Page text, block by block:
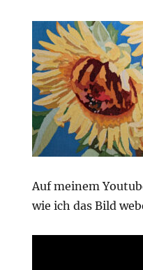
Auf meinem
wie ich das Bild